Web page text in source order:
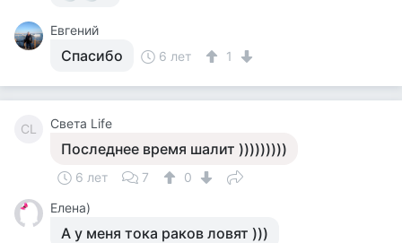
Евгений
Спасибо 6 лет 1
СL Света Life
Последнее время шалит )))))))))
6 лет 7
0
Елена)
А у меня тока раков ловят )))